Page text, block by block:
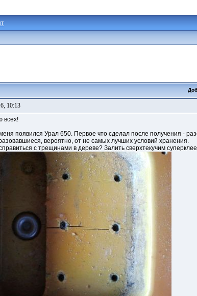
10:13
всех!
появился Урал 650. Первое что сделал после получения -
вероятно, от не самых лучших условий хранения.
с трещинами в дереве? Залить сверхтекучим